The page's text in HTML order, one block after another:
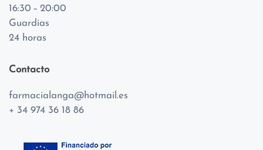
16:30 – 20:00
Guardias
24 horas
Contacto
farmacialanga@hotmail.es
+ 34 974 36 18 86